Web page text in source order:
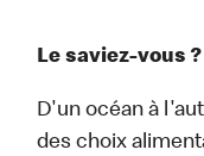
Le saviez-vous ?
D'un océan à
des choix